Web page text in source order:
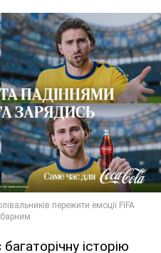
історію